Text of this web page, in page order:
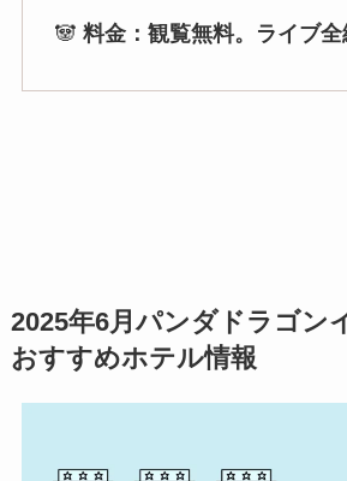
🐼 料金：観覧無料。ライブ全
2025年6月パンダドラゴン
おすすめホテル情報